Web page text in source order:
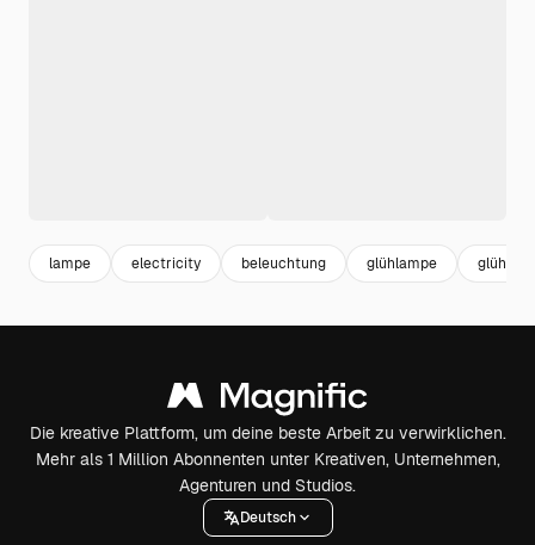
lampe electricity beleuchtung glühlampe
Die kreative Plattform, um deine beste Arbeit zu verwirklichen.
Mehr als 1 Million Abonnenten unter Kreativen, Unternehmen,
Agenturen und Studios.
Deutsch